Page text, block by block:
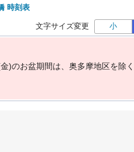
時刻表
文字サイズ変更 小
金)のお盆期間は 奥多摩地区を除 く